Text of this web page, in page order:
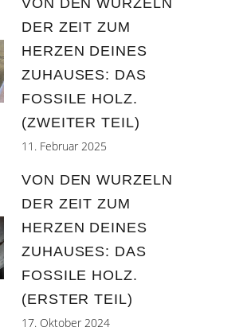
VON DEN WURZELN
DER ZEIT ZUM
HERZEN DEINES
ZUHAUSES: DAS
FOSSILE HOLZ.
(ZWEITER TEIL)
11. Februar 2025
VON DEN WURZELN
DER ZEIT ZUM
HERZEN DEINES
ZUHAUSES: DAS
FOSSILE HOLZ.
(ERSTER TEIL)
17. Oktober 2024